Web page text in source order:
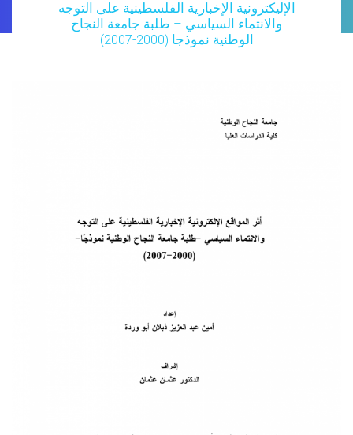
الإليكترونية الإخبارية الفلسطينية على التوجه
والانتماء السياسي – طلبة جامعة النجاح
الوطنية نموذجا (2000-2007)